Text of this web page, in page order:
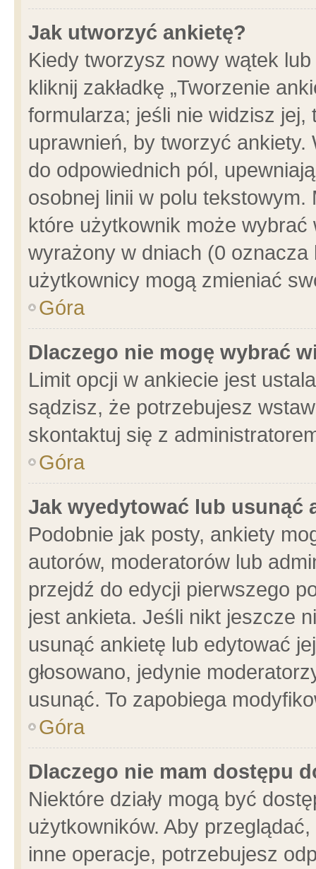
Jak utworzyć ankietę?
Kiedy tworzysz nowy wątek
kliknij zakładkę „Tworzenie
formularza; jeśli nie widzisz
uprawnień, by tworzyć ankiety.
do odpowiednich pól,
osobnej linii w polu
które użytkownik może
wyrażony w dniach (0
użytkownicy mogą zmieniać
Góra
Dlaczego nie mogę wybrać
Limit opcji w ankiecie jest
sądzisz, że potrzebujesz
skontaktuj się z
Góra
Jak wyedytować lub usunąć
Podobnie jak posty, ankiety
autorów, moderatorów lub
przejdź do edycji pierwszego
jest ankieta. Jeśli nikt jeszcze
usunąć ankietę lub edytować
głosowano, jedynie
usunąć. To zapobiega
Góra
Dlaczego nie mam dostępu
Niektóre działy mogą być
użytkowników. Aby
inne operacje, potrzebujesz